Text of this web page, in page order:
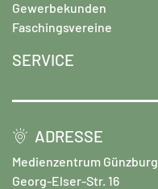
Gewerbekunden
Faschingsvereine
SERVICE
ADRESSE
Medienzentrum Günzburg
Georg-Elser-Str. 16